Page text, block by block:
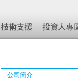
公司簡介